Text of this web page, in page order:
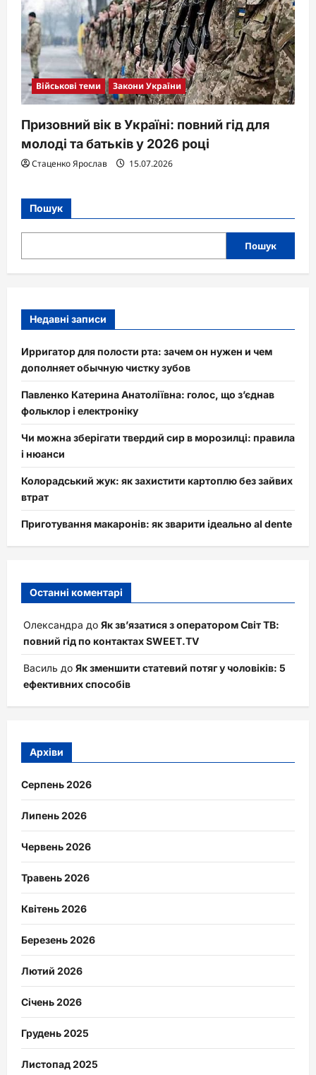
Військові теми Закони України
Призовний вік в Україні: повний гід для
молоді та батьків у 2026 році
Стаценко Ярослав 15.07.2026
Пошук
Пошук
Недавні записи
Ирригатор для полости рта: зачем он нужен и чем
дополняет обычную чистку зубов
Павленко Катерина Анатоліївна: голос, що з’єднав
фольклор і електроніку
Чи можна зберігати твердий сир в морозилці: правила
і нюанси
Колорадський жук: як захистити картоплю без зайвих
втрат
Приготування макаронів: як зварити ідеально al dente
Останні коментарі
Олександра до Як зв’язатися з оператором Світ ТВ:
повний гід по контактах SWEET.TV
Василь до Як зменшити статевий потяг у чоловіків: 5
ефективних способів
Архіви
Серпень 2026
Липень 2026
Червень 2026
Травень 2026
Квітень 2026
Березень 2026
Лютий 2026
Січень 2026
Грудень 2025
Листопад 2025